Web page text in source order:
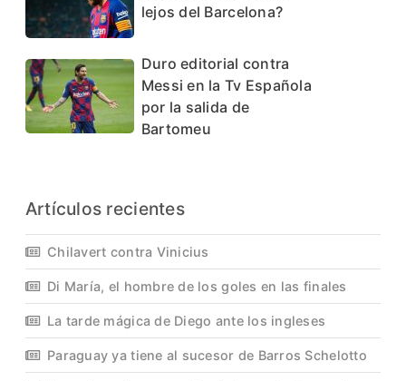
lejos del Barcelona?
Duro editorial contra
Messi en la Tv Española
por la salida de
Bartomeu
Artículos recientes
Chilavert contra Vinicius
Di María, el hombre de los goles en las finales
La tarde mágica de Diego ante los ingleses
Paraguay ya tiene al sucesor de Barros Schelotto